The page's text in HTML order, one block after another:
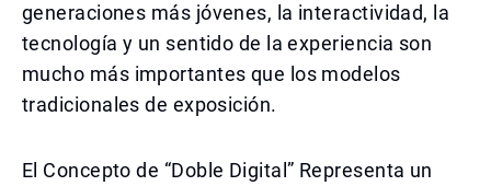
generaciones más jóvenes, la interactividad, la
tecnología y un sentido de la experiencia son
mucho más importantes que los modelos
tradicionales de exposición.
El Concepto de “Doble Digital” Representa un